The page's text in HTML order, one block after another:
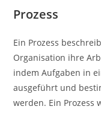
Prozess
Ein Prozess
Organisation ihre
indem Aufgaben in
ausgeführt und
werden. Ein Prozess